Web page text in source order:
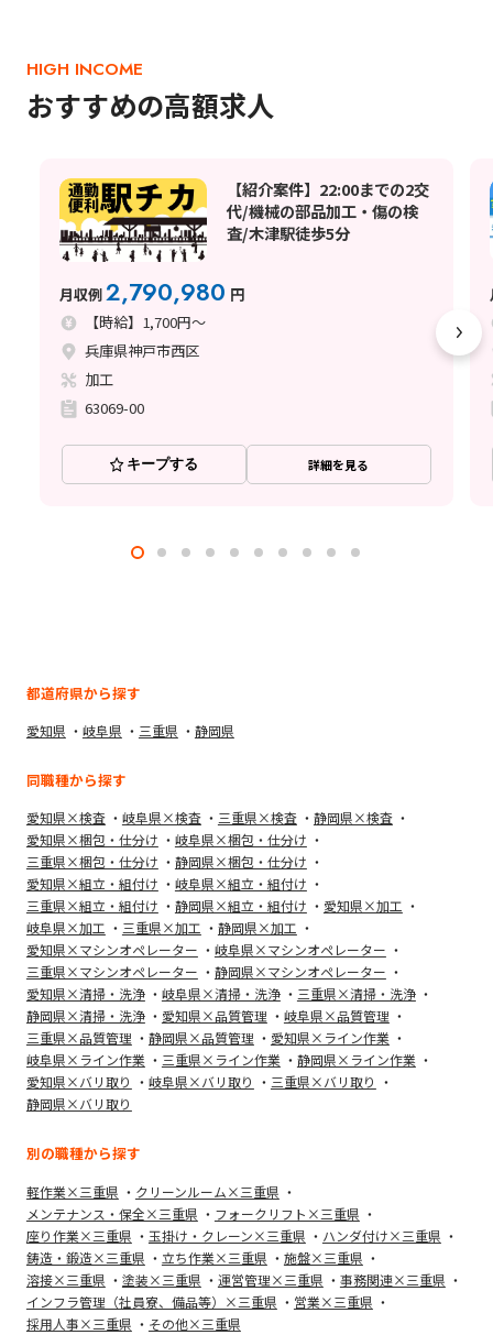
HIGH INCOME
おすすめの高額求人
【紹介案件】22:00までの2交
代/機械の部品加工・傷の検
査/木津駅徒歩5分
月収例2,790,980 円
【時給】1,700円～
兵庫県神戸市西区
加工
63069-00
キープする 詳細を見る
都道府県から探す
愛知県 岐阜県 三重県 静岡県
同職種から探す
愛知県×検査 岐阜県×検査 三重県×検査
静岡県×検査
愛知県×梱包・仕分け
岐阜県×梱包・仕分け
三重県×梱包・仕分け
静岡県×梱包・仕分け
愛知県×組立・組付け
岐阜県×組立・組付け
三重県×組立・組付け
静岡県×組立・組付け
愛知県×加工
岐阜県×加工
三重県×加工
静岡県×加工
愛知県×マシンオペレーター
岐阜県×マシンオペレーター
三重県×マシンオペレーター
静岡県×マシンオペレーター
愛知県×清掃・洗浄
岐阜県×清掃・洗浄
三重県×清掃・洗浄
静岡県×清掃・洗浄
愛知県×品質管理
岐阜県×品質管理
三重県×品質管理
静岡県×品質管理
愛知県×ライン作業
岐阜県×ライン作業
三重県×ライン作業
静岡県×ライン作業
愛知県×バリ取り
岐阜県×バリ取り
三重県×バリ取り
静岡県×バリ取り
別の職種から探す
軽作業×三重県
クリーンルーム×三重県
メンテナンス・保全×三重県
フォークリフト×三重県
座り作業×三重県
玉掛け・クレーン×三重県
ハンダ付け×三重県
鋳造・鍛造×三重県
立ち作業×三重県
施盤×三重県
溶接×三重県
塗装×三重県 運営管理×三重県
事務関連×三重県
インフラ管理（社員寮、備品等）×三重県
営業×三重県
採用人事×三重県
その他×三重県